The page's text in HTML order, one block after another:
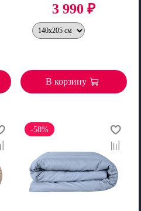
3 990 ₽
В корзину
-58%